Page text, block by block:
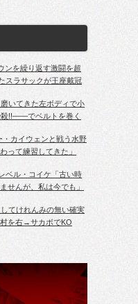
ンを繰り返す激闘を超
スラサックが王座戴冠
いてきた左ボディで小
殺!!――でベルトを巻く
・カイウェンと戦う水野
って練習してきた」
ベル・コイケ「古い時
せんが、私は今でも」
てけれんみの無い確実
を右→サカボでKO